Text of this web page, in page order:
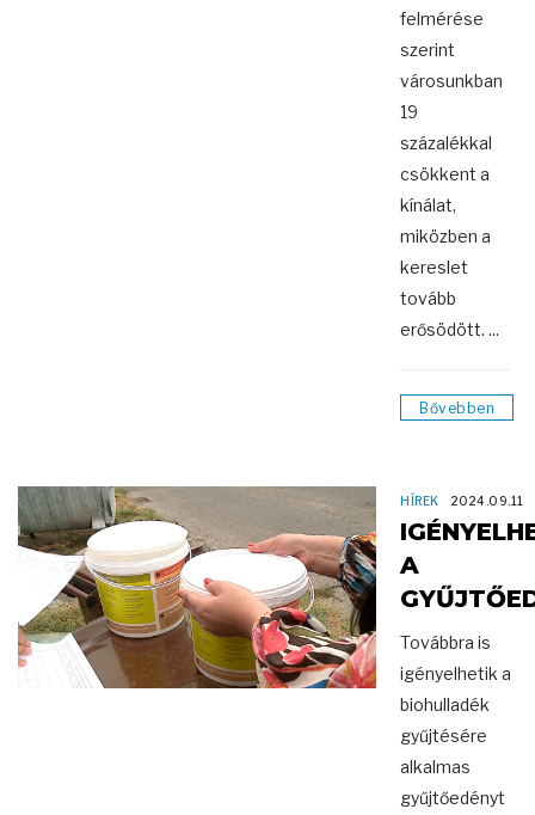
felmérése
szerint
városunkban
19
százalékkal
csökkent a
kínálat,
miközben a
kereslet
tovább
erősödött. ...
Bővebben
HÍREK 2024.09.11
A
Továbbra is
igényelhetik a
biohulladék
gyűjtésére
alkalmas
gyűjtőedényt